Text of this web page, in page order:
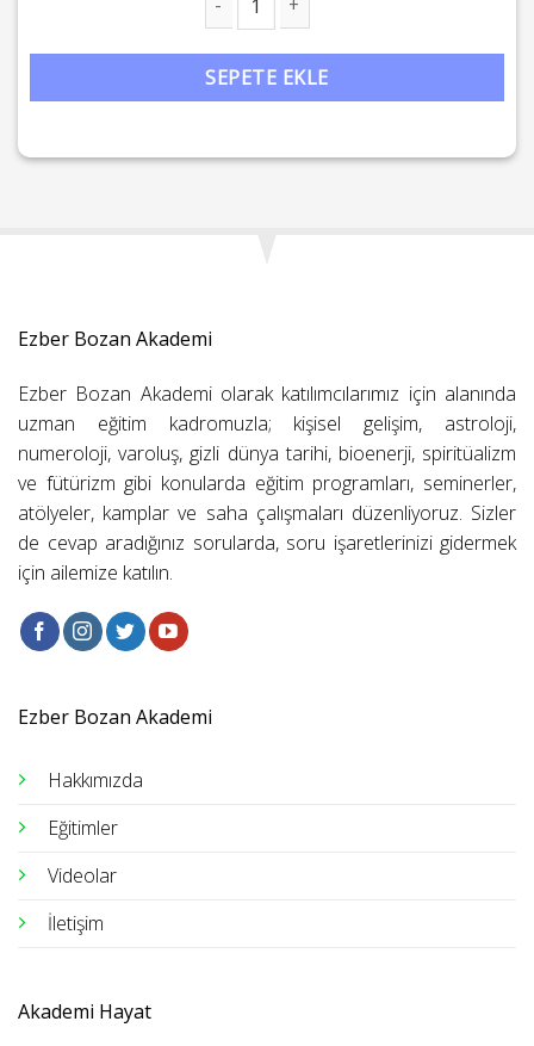
SEPETE EKLE
Ezber Bozan Akademi
Ezber Bozan Akademi olarak katılımcılarımız için alanında
uzman eğitim kadromuzla; kişisel gelişim, astroloji,
numeroloji, varoluş, gizli dünya tarihi, bioenerji, spiritüalizm
ve fütürizm gibi konularda eğitim programları, seminerler,
atölyeler, kamplar ve saha çalışmaları düzenliyoruz. Sizler
de cevap aradığınız sorularda, soru işaretlerinizi gidermek
için ailemize katılın.
Ezber Bozan Akademi
Hakkımızda
Eğitimler
Videolar
İletişim
Akademi Hayat